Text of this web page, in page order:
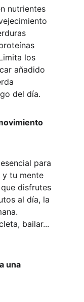
nutrientes
los
añadido
del día.
para
y tu mente
disfrutes
al día, la
bailar...
una